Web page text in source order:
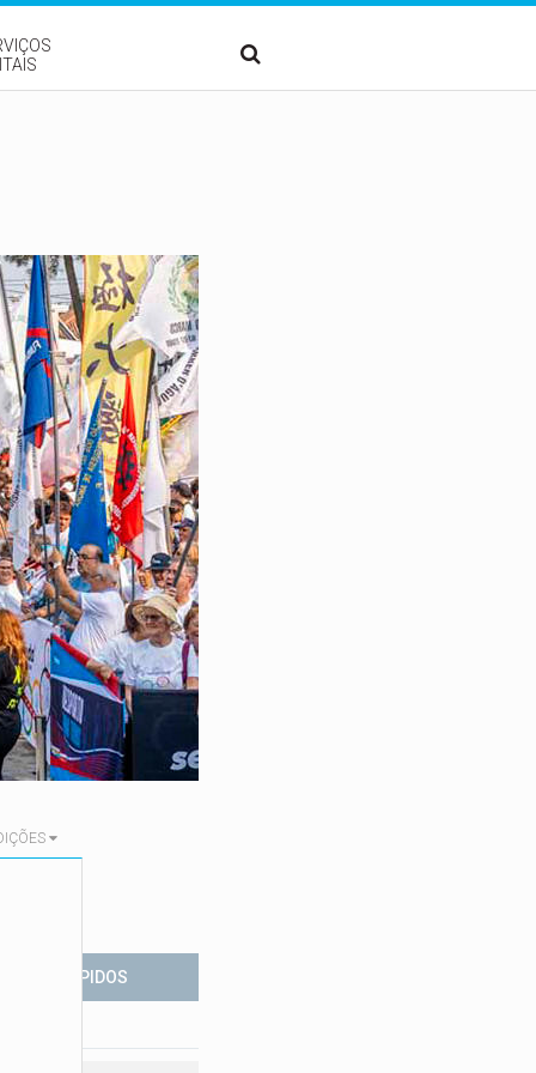
RÁPIDOS